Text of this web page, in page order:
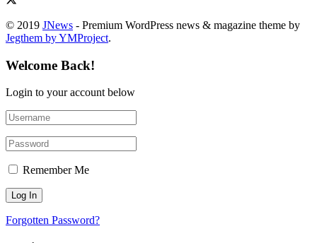
© 2019 JNews - Premium WordPress news & magazine theme by
Jegthem by YMProject.
Welcome Back!
Login to your account below
Remember Me
Forgotten Password?